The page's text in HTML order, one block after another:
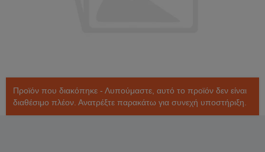
Προϊόν που διακόπηκε - Λυπούμαστε, αυτό το προϊόν δεν είναι
διαθέσιμο πλέον. Ανατρέξτε παρακάτω για συνεχή υποστήριξη.